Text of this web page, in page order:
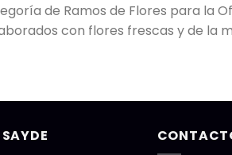
de Ramos de Flores para la
con flores frescas y de la